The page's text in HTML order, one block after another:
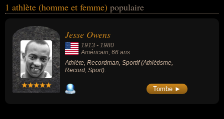
du sport. Ces célébrités peuvent également avoir été recordman ou
morts, ils peuvent avoir été américain par exemple.
1 athlète (homme et femme) populaire
Jesse Owens
1913 - 1980
Américain, 66 ans
Athlète, Recordman, Sportif (Athlétisme,
Record, Sport).
Tombe ►